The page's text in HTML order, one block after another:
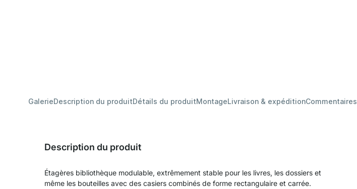
GalerieDescription du produitDétails du produitMontageLivraison & expéditionCommentaires
Description du produit
Étagères bibliothèque modulable, extrêmement stable pour les livres, les dossiers et
même les bouteilles avec des casiers combinés de forme rectangulaire et carrée.